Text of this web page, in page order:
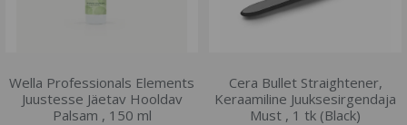
Wella Professionals Elements
Juustesse Jäetav Hooldav
Palsam , 150 ml
Cera Bullet Straightener,
Keraamiline Juuksesirgendaja
Must , 1 tk (Black)